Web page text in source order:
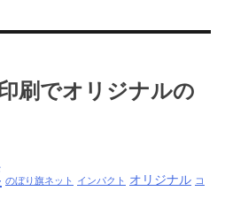
刷でオリジナルの
のぼり旗ネット インパクト オリジナル コ